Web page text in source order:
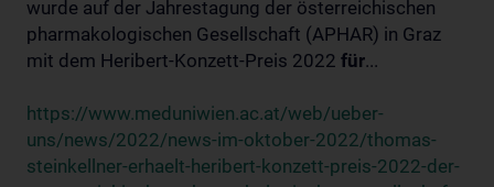
wurde auf der Jahrestagung der österreichischen
pharmakologischen Gesellschaft (APHAR) in Graz
mit dem Heribert-Konzett-Preis 2022 für...
https://www.meduniwien.ac.at/web/ueber-
uns/news/2022/news-im-oktober-2022/thomas-
steinkellner-erhaelt-heribert-konzett-preis-2022-der-